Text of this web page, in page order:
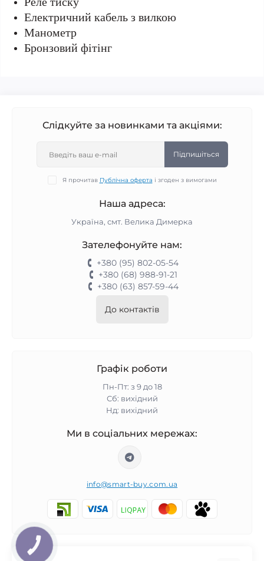
Електричний кабель з вилкою
Манометр
Бронзовий фітінг
Слідкуйте за новинками та акціями:
Підпишіться
Я прочитав Публічна оферта і згоден з вимогами
Наша адреса:
Україна, смт. Велика Димерка
Зателефонуйте нам:
+380 (95) 802-05-54
+380 (68) 988-91-21
+380 (63) 857-59-44
До контактів
Графік роботи
Пн-Пт: з 9 до 18
Сб: вихідний
Нд: вихідний
Ми в соціальних мережах:
info@smart-buy.com.ua
КНОПКА
ЗВ'ЯЗКУ